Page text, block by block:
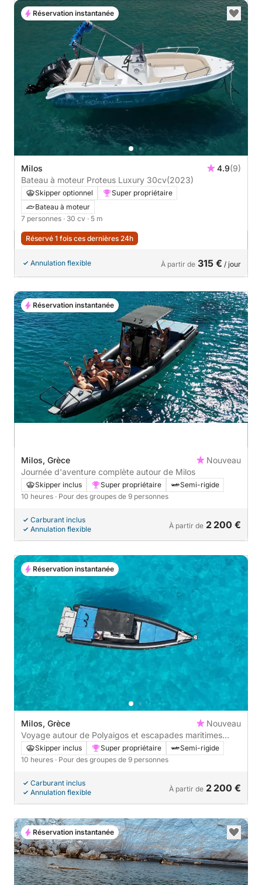
Milos 4.9(9)
Bateau à moteur Proteus Luxury 30cv(2023)
Skipper optionnel
Super propriétaire
Bateau à moteur
7 personnes · 30 cv · 5 m
Réservé 1 fois ces dernières 24h
Annulation flexible À partir de 315 € / jour
Réservation instantanée
Milos, Grèce
Nouveau
Journée d'aventure complète autour de Milos
Skipper inclus Super propriétaire
Semi-rigide
10 heures · Pour des groupes de 9 personnes
Carburant inclus
Annulation flexible
À partir de 2 200 €
Réservation instantanée
Milos, Grèce
Nouveau
Voyage autour de Polyaigos et escapades maritimes
exotiques
Skipper inclus Super propriétaire
Semi-rigide
10 heures · Pour des groupes de 9 personnes
Carburant inclus
Annulation flexible
À partir de 2 200 €
Réservation instantanée
Réservation instantanée